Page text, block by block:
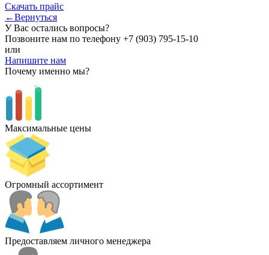
Скачать прайс
←Вернуться
У Вас остались вопросы?
Позвоните нам по телефону +7 (903) 795-15-10
или
Напишите нам
Почему именно мы?
Максимальные цены
Огромный ассортимент
Предоставляем личного менеджера